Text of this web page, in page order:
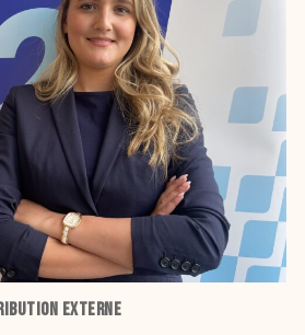
EXTERNE